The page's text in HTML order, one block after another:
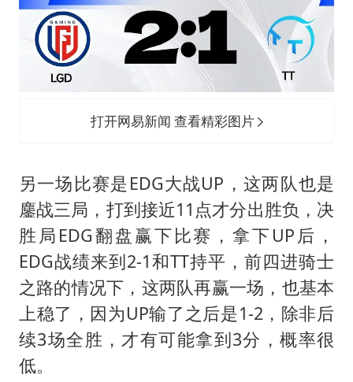
打开网易新闻 查看精彩图片
另一场比赛是EDG大战UP，这两队也是
鏖战三局，打到接近11点才分出胜负，决
胜局EDG翻盘赢下比赛，拿下UP后，
EDG战绩来到2-1和TT持平，前四进骑士
之路的情况下，这两队再赢一场，也基本
上稳了，因为UP输了之后是1-2，除非后
续3场全胜，才有可能拿到3分，概率很
低。